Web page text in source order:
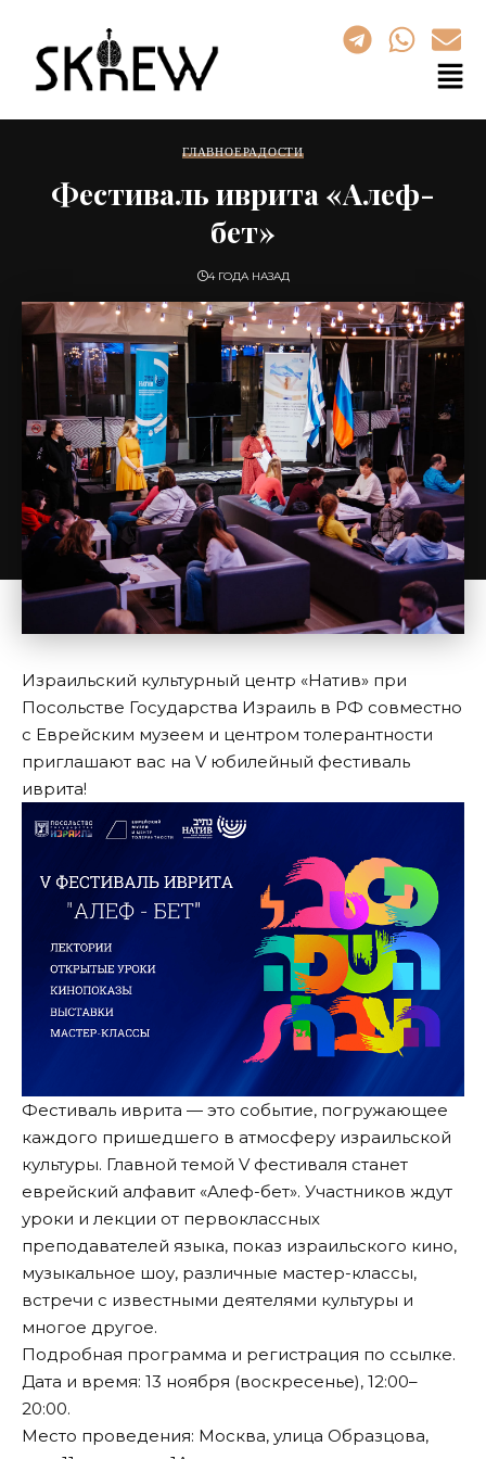
ГЛАВНОЕРАДОСТИ
Фестиваль иврита «Алеф-
бет»
4 ГОДА НАЗАД
Израильский культурный центр «Натив» при
Посольстве Государства Израиль в РФ совместно
с Еврейским музеем и центром толерантности
приглашают вас на V юбилейный фестиваль
иврита!
Фестиваль иврита — это событие, погружающее
каждого пришедшего в атмосферу израильской
культуры. Главной темой V фестиваля станет
еврейский алфавит «Алеф-бет». Участников ждут
уроки и лекции от первоклассных
преподавателей языка, показ израильского кино,
музыкальное шоу, различные мастер-классы,
встречи с известными деятелями культуры и
многое другое.
Подробная программа и регистрация по ссылке.
Дата и время: 13 ноября (воскресенье), 12:00–
20:00.
Место проведения: Москва, улица Образцова,